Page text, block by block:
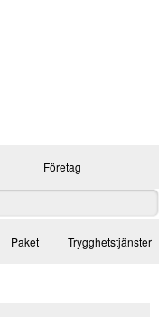
Företag
Paket Trygghetstjänster